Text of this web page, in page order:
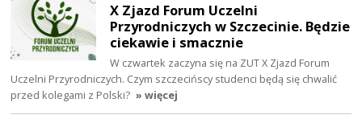
X Zjazd Forum Uczelni
Przyrodniczych w Szczecinie. Będzie
ciekawie i smacznie
W czwartek zaczyna się na ZUT X Zjazd Forum
Uczelni Przyrodniczych. Czym szczecińscy studenci będą się chwalić
przed kolegami z Polski? » więcej